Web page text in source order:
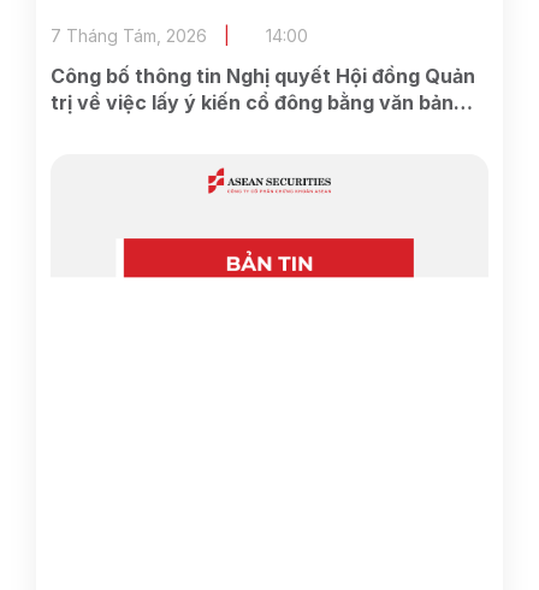
Công bố thông tin Nghị quyết Hội đồng Quản
trị về việc lấy ý kiến cổ đông bằng văn bản
7 Tháng Tám, 2026 14:00